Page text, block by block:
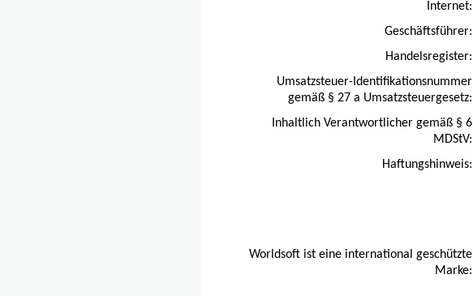
Internet:
Geschäftsführer:
Handelsregister:
Umsatzsteuer-Identifikationsnummer
gemäß § 27 a Umsatzsteuergesetz:
Inhaltlich Verantwortlicher gemäß § 6
MDStV:
Haftungshinweis:
Worldsoft ist eine international geschützte
Marke: